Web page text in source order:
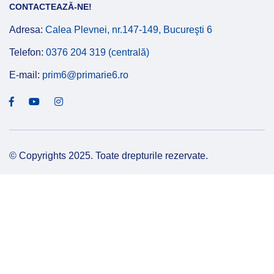
CONTACTEAZĂ-NE!
Adresa: Calea Plevnei, nr.147-149, Bucureşti 6
Telefon: 0376 204 319 (centrală)
E-mail: prim6@primarie6.ro
© Copyrights 2025. Toate drepturile rezervate.